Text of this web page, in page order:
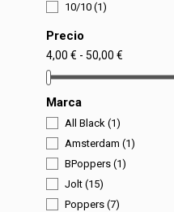
10/10 (1)
Precio
4,00 € - 50,00 €
Marca
All Black (1)
Amsterdam (1)
BPoppers (1)
Jolt (15)
Poppers (7)